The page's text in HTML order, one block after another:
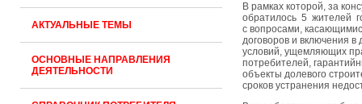
АКТУАЛЬНЫЕ ТЕМЫ
ОСНОВНЫЕ НАПРАВЛЕНИЯ
ДЕЯТЕЛЬНОСТИ
В рамках которой, за
обратилось 5 жителей
с вопросами,
договоров и включения в
условий, ущемляющих
потребителей,
объекты долевого
сроков устранения